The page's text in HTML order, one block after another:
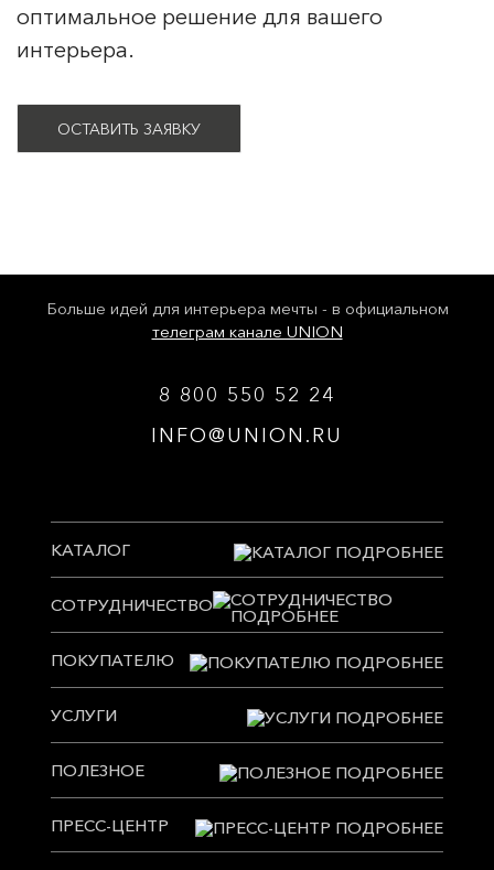
оптимальное решение для вашего
интерьера.
ОСТАВИТЬ ЗАЯВКУ
Больше идей для интерьера мечты - в официальном
телеграм канале UNION
8 800 550 52 24
INFO@UNION.RU
КАТАЛОГ
СОТРУДНИЧЕСТВО
ПОКУПАТЕЛЮ
УСЛУГИ
ПОЛЕЗНОЕ
ПРЕСС-ЦЕНТР